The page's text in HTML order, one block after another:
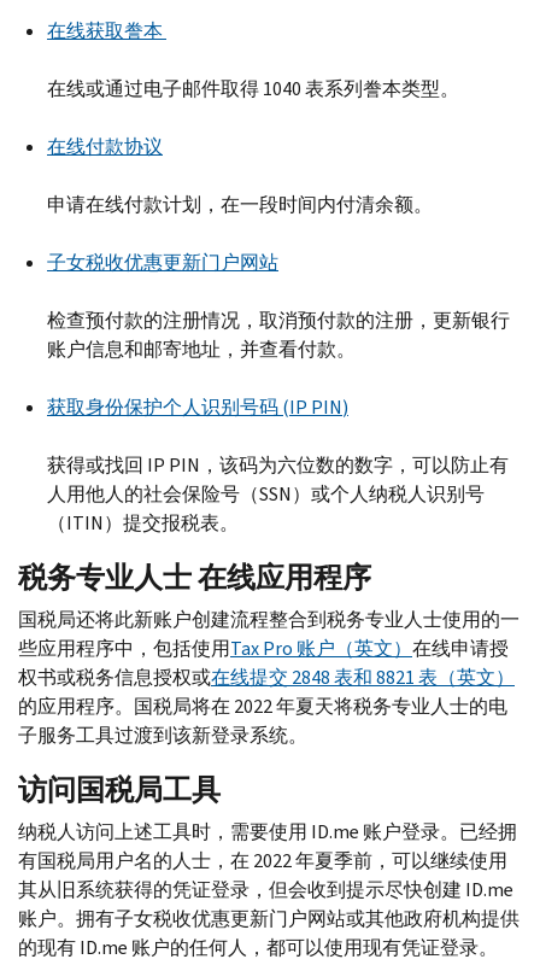
在线获取誊本
在线或通过电子邮件取得 1040 表系列誊本类型。
在线付款协议
申请在线付款计划，在一段时间内付清余额。
子女税收优惠更新门户网站
检查预付款的注册情况，取消预付款的注册，更新银行
账户信息和邮寄地址，并查看付款。
获取身份保护个人识别号码 (IP PIN)
获得或找回 IP PIN ，该码为六位数的数字，可以防止有
人用他人的社会保险号（SSN）或个人纳税人识别号
（ITIN）提交报税表。
税务专业人士 在线应用程序
国税局还将此新账户创建流程整合到税务专业人士使用的一
些应用程序中，包括使用Tax Pro 账户（英文） 在线申请授
权书或税务信息授权或在线提交 2848 表和 8821 表（英文）
的应用程序。国税局将在 2022 年夏天将税务专业人士的电
子服务工具过渡到该新登录系统。
访问国税局工具
纳税人访问上述工具时，需要使用 ID.me 账户登录。已经拥
有国税局用户名的人士，在 2022 年夏季前，可以继续使用
其从旧系统获得的凭证登录，但会收到提示尽快创建 ID.me
账户。拥有子女税收优惠更新门户网站或其他政府机构提供
的现有ID.me 账户的任何人，都可以使用现有凭证登录。